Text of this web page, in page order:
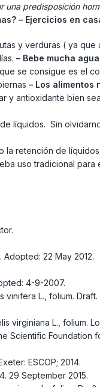
predisposición
– Ejercicios en
y verduras ( ya que
– Bebe mucha
se consigue es el
– Los alimentos
y antioxidante bien
líquidos. Sin
la retención de
uso tradicional para
Adopted: 22 May 2012.
4-9-2007.
L., folium. Draft.
virginiana L., folium.
Scientific Foundation
ESCOP; 2014.
29 September 2015.